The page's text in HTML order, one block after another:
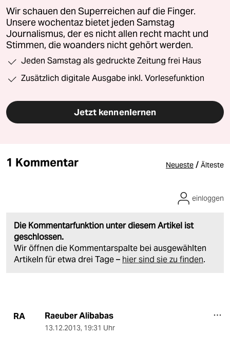
Wir schauen den Superreichen auf die Finger.
Unsere wochentaz bietet jeden Samstag
Journalismus, der es nicht allen recht macht und
Stimmen, die woanders nicht gehört werden.
Jeden Samstag als gedruckte Zeitung frei Haus
Zusätzlich digitale Ausgabe inkl. Vorlesefunktion
Jetzt kennenlernen
1 Kommentar Neueste / Älteste
Die Kommentarfunktion unter diesem Artikel ist
geschlossen.
Wir öffnen die Kommentarspalte bei ausgewählten
Artikeln für etwa drei Tage – hier sind sie zu finden.
einloggen
RA Raeuber Alibabas
13.12.2013, 19:31 Uhr